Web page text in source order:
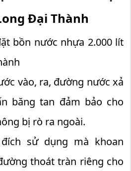
Đại Thành
bồn nước nhựa 2.000 lít
vào, ra, đường nước xả
băng tan đảm bảo cho
bị rò ra ngoài.
sử dụng mà khoan
thoát tràn riêng cho